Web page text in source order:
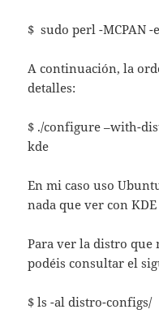
$ sudo perl -MCPAN -
A continuación, la
detalles:
$ ./configure –with-
kde
En mi caso uso
nada que ver con
Para ver la distro que
podéis consultar el
$ ls -al distro-configs/